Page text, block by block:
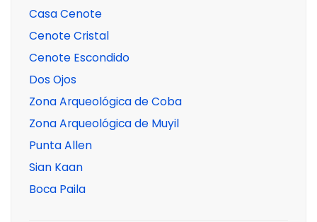
Casa Cenote
Cenote Cristal
Cenote Escondido
Dos Ojos
Zona Arqueológica de Coba
Zona Arqueológica de Muyil
Punta Allen
Sian Kaan
Boca Paila